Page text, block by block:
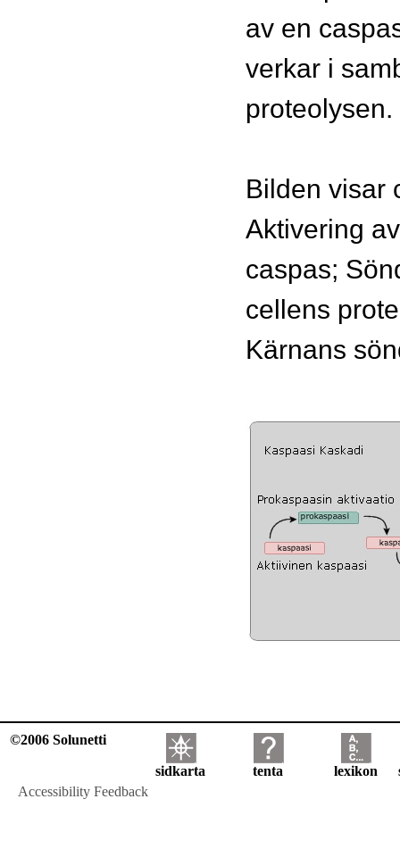
av en
verkar i
proteolysen.
Bilden visar
Aktivering
caspas;
cellens
Kärnans
©2006 Solunetti
sidkarta tenta lexikon
Accessibility Feedback